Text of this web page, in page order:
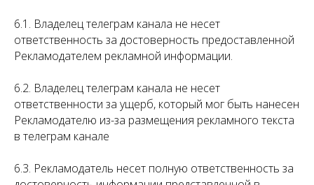
6.1. Владелец телеграм канала не несет
ответственность за достоверность предоставленной
Рекламодателем рекламной информации.
6.2. Владелец телеграм канала не несет
ответственности за ущерб, который мог быть нанесен
Рекламодателю из-за размещения рекламного текста
в телеграм канале
6.3. Рекламодатель несет полную ответственность за